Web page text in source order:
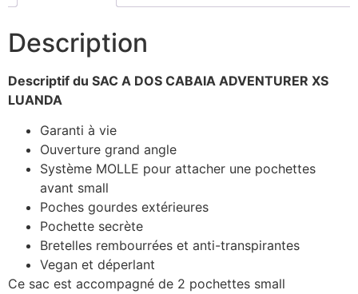
Description
Descriptif du SAC A DOS CABAIA ADVENTURER XS
LUANDA
Garanti à vie
Ouverture grand angle
Système MOLLE pour attacher une pochettes
avant small
Poches gourdes extérieures
Pochette secrète
Bretelles rembourrées et anti-transpirantes
Vegan et déperlant
Ce sac est accompagné de 2 pochettes small